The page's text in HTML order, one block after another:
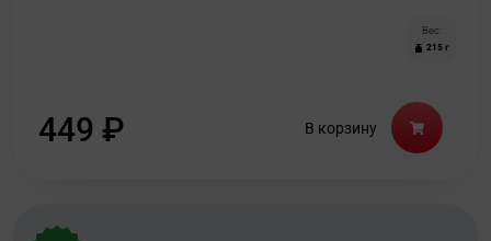
Вес:
215 г
449 ₽ В корзину